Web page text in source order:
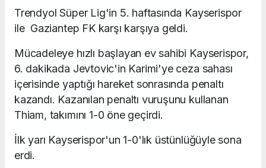
Trendyol Süper Lig'in 5. haftasında Kayserispor
ile Gaziantep FKkarşı karşıya geldi.
Mücadeleye hızlı başlayan ev sahibi Kayserispor,
6. dakikada Jevtovic'in Karimi'ye ceza sahası
içerisinde yaptığı hareket sonrasında penaltı
kazandı. Kazanılan penaltı vuruşunu kullanan
Thiam, takımını 1-0 öne geçirdi.
İlk yarı Kayserispor'un 1-0'lık üstünlüğüyle sona
erdi.